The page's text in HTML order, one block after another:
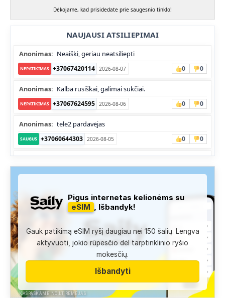
Dėkojame, kad prisidedate prie saugesnio tinklo!
NAUJAUSI ATSILIEPIMAI
Anonimas: Neaiški, geriau neatsiliepti
NEPATIKIMAS +37067420114 2026-08-07 0 0
Anonimas: Kalba rusiškai, galimai sukčiai.
NEPATIKIMAS +37067624595 2026-08-06 0 0
Anonimas: tele2 pardavėjas
SAUGUS +37060644303 2026-08-05 0 0
NEPATIKIMAS +37052041945 2026-08-05 0 0
Administracija: Užfiksuota, kad apie šį numerį buvo rašoma
daug teigiamų komentarų...
Anonimas:
Labai gera pagalbininke, konsultavausi ne karta
del teises mokslu
SAUGUS +37060763626 2026-08-04 2
Anonimas: Paskambino kažkokia [vardas paslėptas] ir siūlo
susipažint. Skamba kaip dirbtinio...
KASPASKAMBINO.LT RĖMĖJAS
Pigus internetas kelionėms su
eSIM , Išbandyk!
Gauk patikimą eSIM ryšį daugiau nei 150 šalių. Lengva
aktyvuoti, jokio rūpesčio dėl tarptinklinio ryšio
mokesčių.
Išbandyti